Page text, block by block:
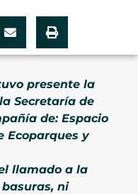
presente la
Secretaría de
de: Espacio
Ecoparques y
llamado a la
ni